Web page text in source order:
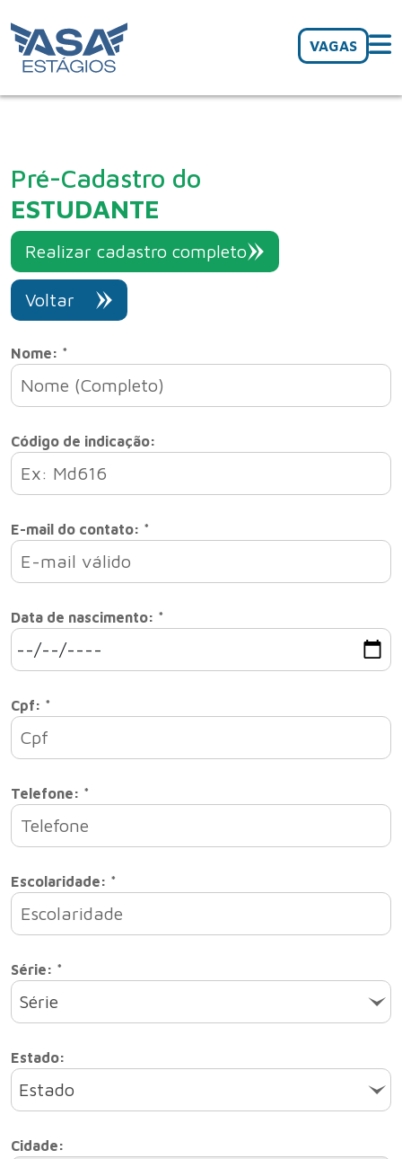
VAGAS
Pré-Cadastro do
ESTUDANTE
Realizar cadastro completo
Voltar
Nome: *
Código de indicação:
E-mail do contato: *
Data de nascimento: *
Cpf: *
Telefone: *
Escolaridade: *
Série: *
Série
Estado:
Estado
Cidade: